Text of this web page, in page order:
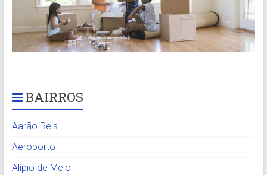
BAIRROS
Aarão Reis
Aeroporto
Alípio de Melo